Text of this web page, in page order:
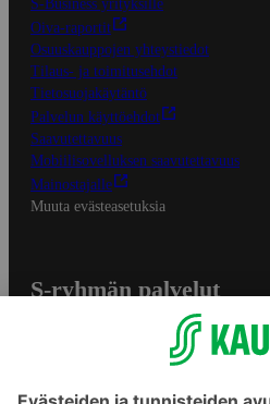
S-Business yrityksille
Oiva-raportit
Osuuskauppojen yhteystiedot
Tilaus- ja toimitusehdot
Tietosuojakäytäntö
Palvelun käyttöehdot
Saavutettavuus
Mobiilisovelluksen saavutettavuus
Mainostajalle
Muuta evästeasetuksia
S-ryhmän palvelut